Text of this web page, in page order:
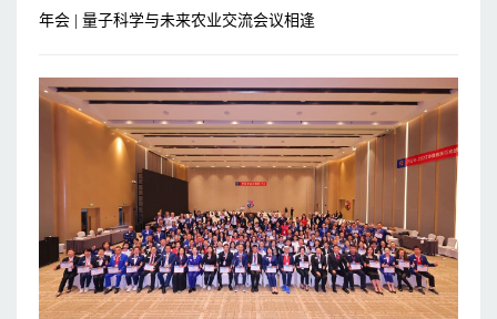
年会 | 量子科学与未来农业交流会议相逢